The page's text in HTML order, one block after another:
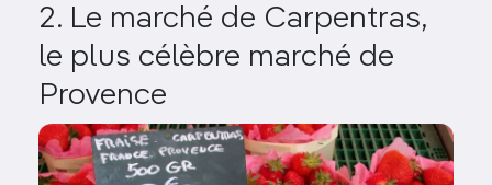
2. Le marché de Carpentras,
le plus célèbre marché de
Provence
Image